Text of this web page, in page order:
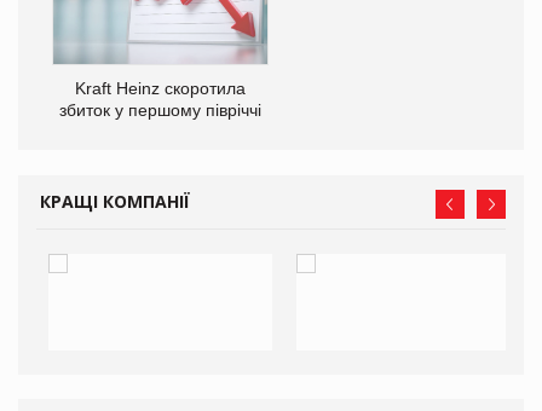
Kraft Heinz скоротила
збиток у першому півріччі
КРАЩІ КОМПАНІЇ